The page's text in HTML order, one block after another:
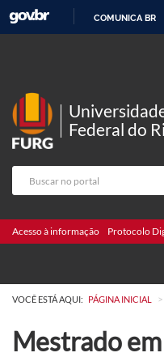
COMUNICA BR
Federal do
Acesso à informação Protocolo
VOCÊ ESTÁ AQUI: PÁGINA INICIAL >
Mestrado